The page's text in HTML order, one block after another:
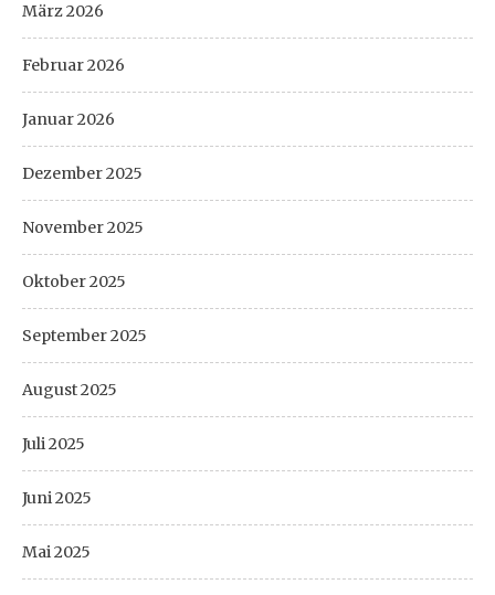
März 2026
Februar 2026
Januar 2026
Dezember 2025
November 2025
Oktober 2025
September 2025
August 2025
Juli 2025
Juni 2025
Mai 2025